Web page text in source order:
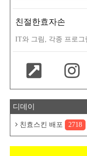
친절한효자손
IT와 그림, 각종 프로그
디데이
친효스킨 배포 2718